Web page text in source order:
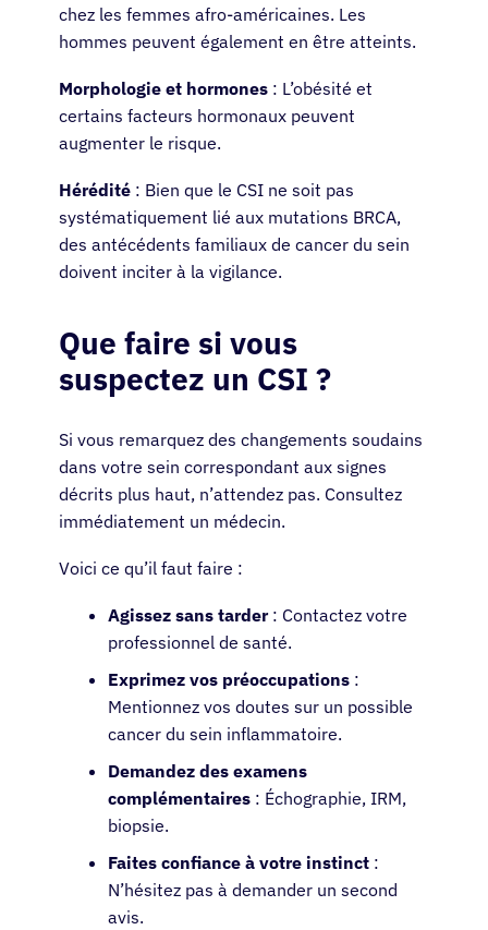
chez les femmes afro-américaines. Les
hommes peuvent également en être atteints.
Morphologie et hormones : L’obésité et
certains facteurs hormonaux peuvent
augmenter le risque.
Hérédité : Bien que le CSI ne soit pas
systématiquement lié aux mutations BRCA,
des antécédents familiaux de cancer du sein
doivent inciter à la vigilance.
Que faire si vous
suspectez un CSI ?
Si vous remarquez des changements soudains
dans votre sein correspondant aux signes
décrits plus haut, n’attendez pas. Consultez
immédiatement un médecin.
Voici ce qu’il faut faire :
Agissez sans tarder: Contactez votre
professionnel de santé.
Exprimez vos préoccupations :
Mentionnez vos doutes sur un possible
cancer du sein inflammatoire.
Demandez des examens
complémentaires : Échographie, IRM,
biopsie.
Faites confiance à votre instinct :
N’hésitez pas à demander un second
avis.